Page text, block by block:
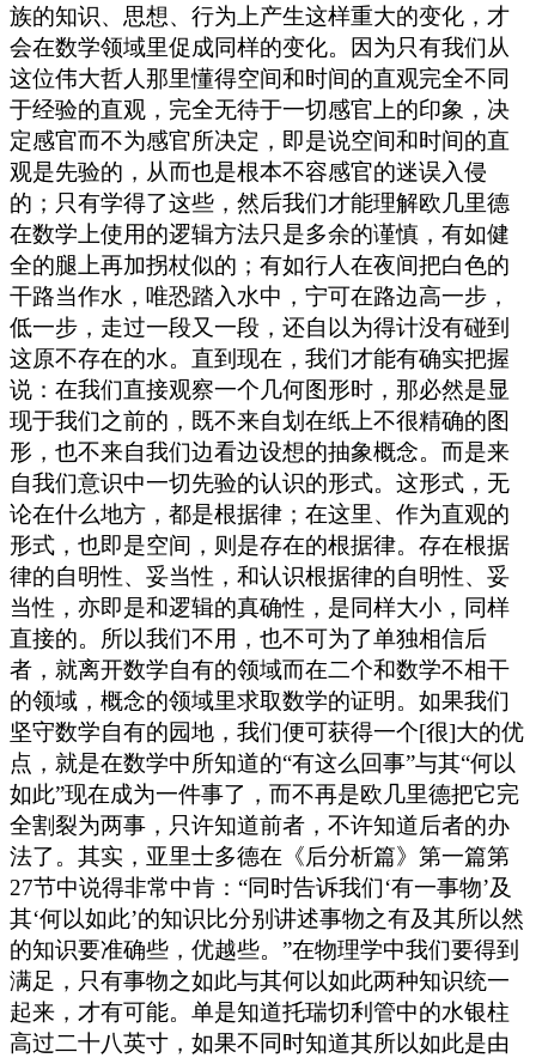
族的知识、思想、行为上产生这样重大的变化，才
会在数学领域里促成同样的变化。因为只有我们从
这位伟大哲人那里懂得空间和时间的直观完全不同
于经验的直观，完全无待于一切感官上的印象，决
定感官而不为感官所决定，即是说空间和时间的直
观是先验的，从而也是根本不容感官的迷误入侵
的；只有学得了这些，然后我们才能理解欧几里德
在数学上使用的逻辑方法只是多余的谨慎，有如健
全的腿上再加拐杖似的；有如行人在夜间把白色的
干路当作水，唯恐踏入水中，宁可在路边高一步，
低一步，走过一段又一段，还自以为得计没有碰到
这原不存在的水。直到现在，我们才能有确实把握
说：在我们直接观察一个几何图形时，那必然是显
现于我们之前的，既不来自划在纸上不很精确的图
形，也不来自我们边看边设想的抽象概念。而是来
自我们意识中一切先验的认识的形式。这形式，无
论在什么地方，都是根据律；在这里、作为直观的
形式，也即是空间，则是存在的根据律。存在根据
律的自明性、妥当性，和认识根据律的自明性、妥
当性，亦即是和逻辑的真确性，是同样大小，同样
直接的。所以我们不用，也不可为了单独相信后
者，就离开数学自有的领域而在二个和数学不相干
的领域，概念的领域里求取数学的证明。如果我们
坚守数学自有的园地，我们便可获得一个[很]大的优
点，就是在数学中所知道的“有这么回事”与其“何以
如此”现在成为一件事了，而不再是欧几里德把它完
全割裂为两事，只许知道前者，不许知道后者的办
法了。其实，亚里士多德在《后分析篇》第一篇第
27节中说得非常中肯：“同时告诉我们‘有一事物’及
其‘何以如此’的知识比分别讲述事物之有及其所以然
的知识要准确些，优越些。”在物理学中我们要得到
满足，只有事物之如此与其何以如此两种知识统一
起来，才有可能。单是知道托瑞切利管中的水银柱
高过二十八英寸，如果不同时知道其所以如此是由